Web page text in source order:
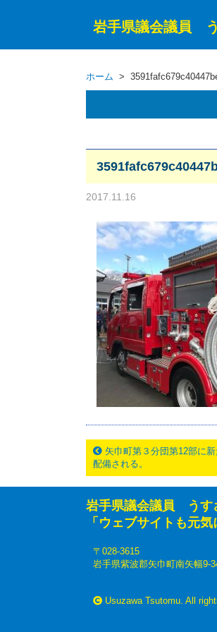
岩手県議会議員
ホーム >
2017.11.16
矢巾町第３分団第12部に
配備される。
岩手県議会議員 うす
「ウェブサイトも元気
〒028-3615
岩手県紫波郡矢巾町南矢幅9-
Usuzawa Tsutomu. All